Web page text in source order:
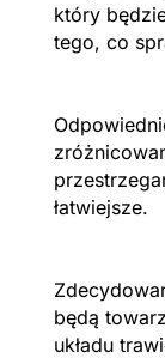
który
tego, co
łatwiejsze.
będą
układu